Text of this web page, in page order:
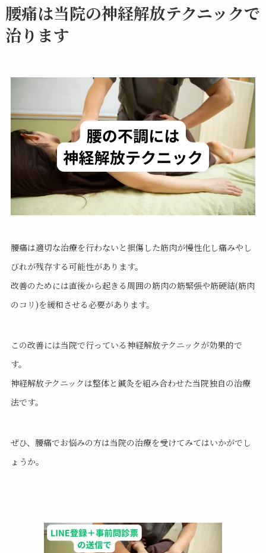
腰痛は当院の神経解放テクニックで
治ります
腰痛は適切な治療を行わないと損傷した筋肉が慢性化し痛みやし
びれが残存する可能性があります。
改善のためには直後から起きる周囲の筋肉の筋緊張や筋硬結(筋肉
のコリ)を緩和させる必要があります。
この改善には当院で行っている神経解放テクニックが効果的で
す。
神経解放テクニックは整体と鍼灸を組み合わせた当院独自の治療
法です。
ぜひ、腰痛でお悩みの方は当院の治療を受けてみてはいかがでし
ょうか。